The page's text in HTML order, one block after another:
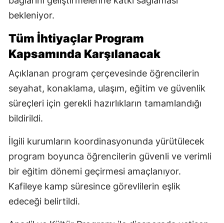
bekleniyor.
Tüm İhtiyaçlar Program
Kapsamında Karşılanacak
Açıklanan program çerçevesinde öğrencilerin
seyahat, konaklama, ulaşım, eğitim ve güvenlik
süreçleri için gerekli hazırlıkların tamamlandığı
bildirildi.
İlgili kurumların koordinasyonunda yürütülecek
program boyunca öğrencilerin güvenli ve verimli
bir eğitim dönemi geçirmesi amaçlanıyor.
Kafileye kamp süresince görevlilerin eşlik
edeceği belirtildi.